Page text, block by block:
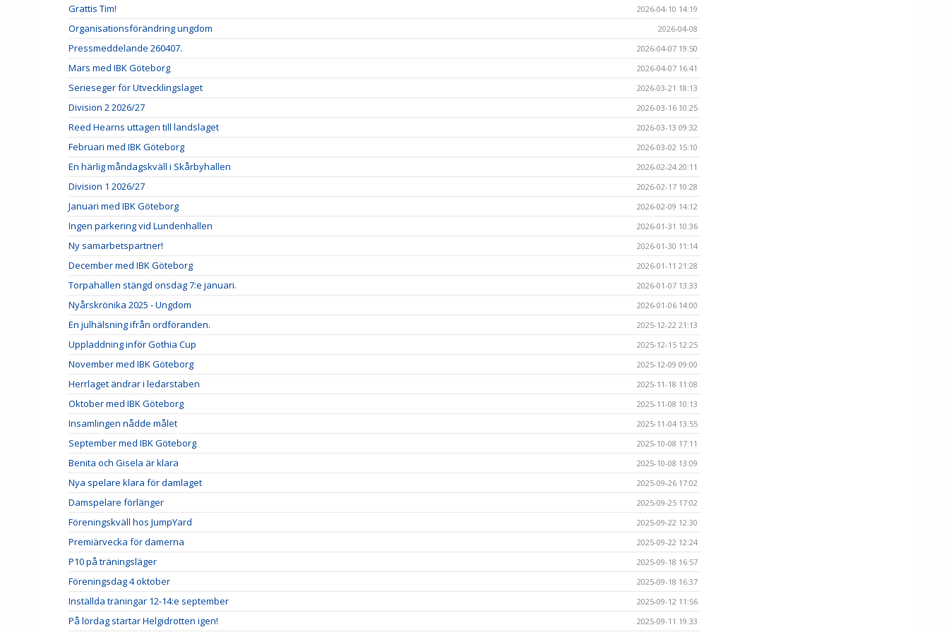
Grattis Tim! 2026-04-10 14:19
Organisationsförändring ungdom 2026-04-08
Pressmeddelande 260407. 2026-04-07 19:50
Mars med IBK Göteborg 2026-04-07 16:41
Serieseger för Utvecklingslaget 2026-03-21 18:13
Division 2 2026/27 2026-03-16 10:25
Reed Hearns uttagen till landslaget 2026-03-13 09:32
Februari med IBK Göteborg 2026-03-02 15:10
En härlig måndagskväll i Skårbyhallen 2026-02-24 20:11
Division 1 2026/27 2026-02-17 10:28
Januari med IBK Göteborg 2026-02-09 14:12
Ingen parkering vid Lundenhallen 2026-01-31 10:36
Ny samarbetspartner! 2026-01-30 11:14
December med IBK Göteborg 2026-01-11 21:28
Torpahallen stängd onsdag 7:e januari. 2026-01-07 13:33
Nyårskrönika 2025 - Ungdom 2026-01-06 14:00
En julhälsning ifrån ordföranden. 2025-12-22 21:13
Uppladdning inför Gothia Cup 2025-12-15 12:25
November med IBK Göteborg 2025-12-09 09:00
Herrlaget ändrar i ledarstaben 2025-11-18 11:08
Oktober med IBK Göteborg 2025-11-08 10:13
Insamlingen nådde målet 2025-11-04 13:55
September med IBK Göteborg 2025-10-08 17:11
Benita och Gisela är klara 2025-10-08 13:09
Nya spelare klara för damlaget 2025-09-26 17:02
Damspelare förlänger 2025-09-25 17:02
Föreningskväll hos JumpYard 2025-09-22 12:30
Premiärvecka för damerna 2025-09-22 12:24
P10 på träningsläger 2025-09-18 16:57
Föreningsdag 4 oktober 2025-09-18 16:37
Inställda träningar 12-14:e september 2025-09-12 11:56
På lördag startar Helgidrotten igen! 2025-09-11 19:33